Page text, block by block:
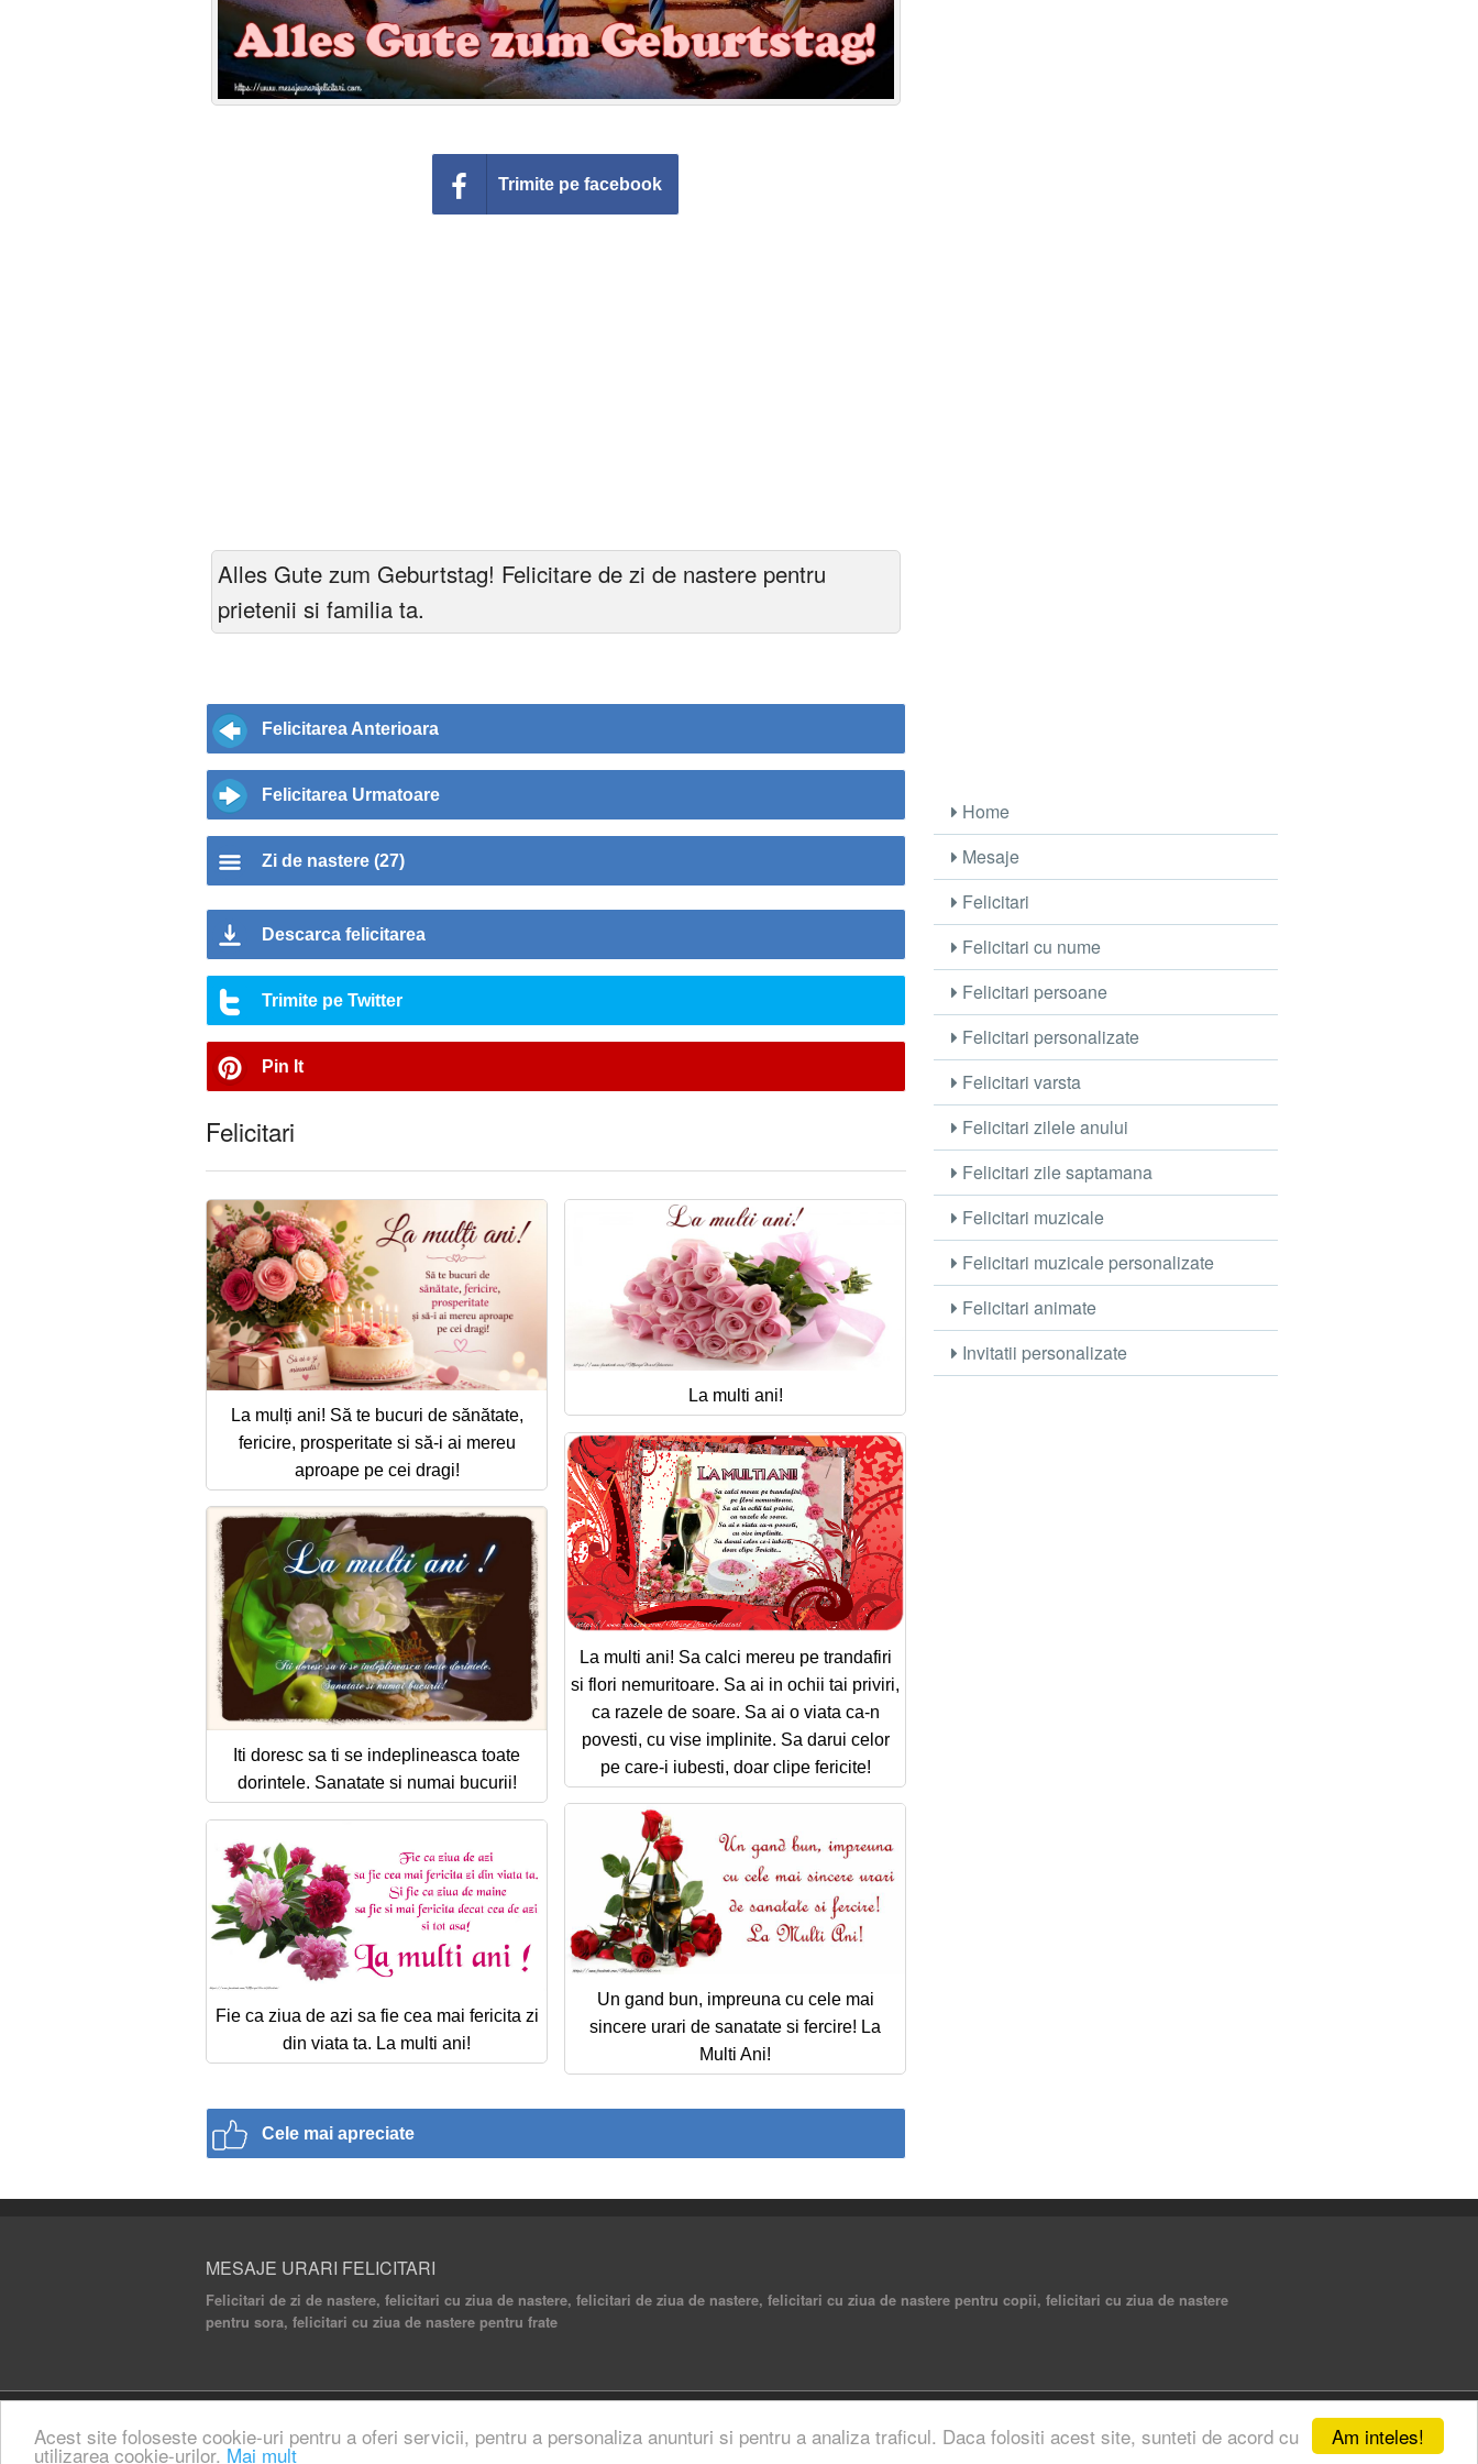
Am inteles!
Acest site foloseste cookie-uri pentru a oferi servicii, pentru a personaliza anunturi si pentru a analiza traficul. Daca folositi acest site, sunteti de acord cu
utilizarea cookie-urilor. Mai mult
Trimite pe facebook
Alles Gute zum Geburtstag! Felicitare de zi de nastere pentru
prietenii si familia ta.
Felicitarea Anterioara
Felicitarea Urmatoare
Zi de nastere (27)
Descarca felicitarea
Trimite pe Twitter
Pin It
Felicitari
La mulți ani! Să te bucuri de sănătate,
fericire, prosperitate si să-i ai mereu
aproape pe cei dragi!
La multi ani!
La multi ani! Sa calci mereu pe trandafiri
si flori nemuritoare. Sa ai in ochii tai priviri,
ca razele de soare. Sa ai o viata ca-n
povesti, cu vise implinite. Sa darui celor
pe care-i iubesti, doar clipe fericite!
Iti doresc sa ti se indeplineasca toate
dorintele. Sanatate si numai bucurii!
Un gand bun, impreuna cu cele mai
sincere urari de sanatate si fercire! La
Multi Ani!
Fie ca ziua de azi sa fie cea mai fericita zi
din viata ta. La multi ani!
Cele mai apreciate
Home
Mesaje
Felicitari
Felicitari cu nume
Felicitari persoane
Felicitari personalizate
Felicitari varsta
Felicitari zilele anului
Felicitari zile saptamana
Felicitari muzicale
Felicitari muzicale personalizate
Felicitari animate
Invitatii personalizate
MESAJE URARI FELICITARI
Felicitari de zi de nastere, felicitari cu ziua de nastere, felicitari de ziua de nastere, felicitari cu ziua de nastere pentru copii, felicitari cu ziua de nastere
pentru sora, felicitari cu ziua de nastere pentru frate